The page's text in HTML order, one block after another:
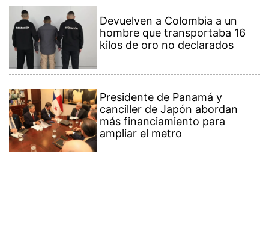
Devuelven a Colombia a un
hombre que transportaba 16
kilos de oro no declarados
Presidente de Panamá y
canciller de Japón abordan
más financiamiento para
ampliar el metro